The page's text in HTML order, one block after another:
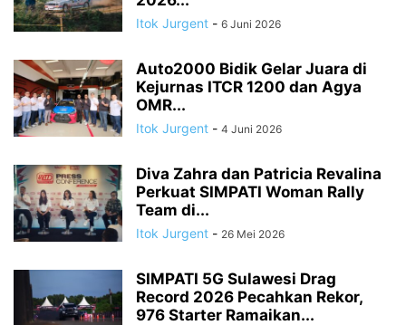
Itok Jurgent - 6 Juni 2026
Auto2000 Bidik Gelar Juara di
Kejurnas ITCR 1200 dan Agya
OMR...
Itok Jurgent - 4 Juni 2026
Diva Zahra dan Patricia Revalina
Perkuat SIMPATI Woman Rally
Team di...
Itok Jurgent - 26 Mei 2026
SIMPATI 5G Sulawesi Drag
Record 2026 Pecahkan Rekor,
976 Starter Ramaikan...